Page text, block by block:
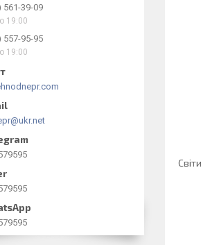
561-39-09
19:00
557-95-95
19:00